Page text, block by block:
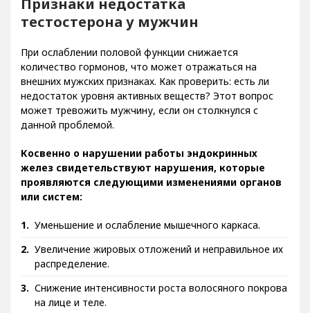
Признаки недостатка
тестостерона у мужчин
При ослаблении половой функции снижается
количество гормонов, что может отражаться на
внешних мужских признаках. Как проверить: есть ли
недостаток уровня активных веществ? Этот вопрос
может тревожить мужчину, если он столкнулся с
данной проблемой.
Косвенно о нарушении работы эндокринных
желез свидетельствуют нарушения, которые
проявляются следующими изменениями органов
Уменьшение и ослабление мышечного каркаса.
Увеличение жировых отложений и неправильное их
распределение.
Снижение интенсивности роста волосяного покрова